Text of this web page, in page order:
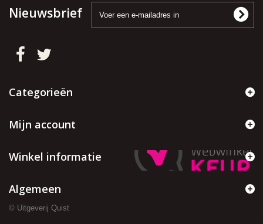
Nieuwsbrief
Categorieën
Mijn account
Winkel informatie
Algemeen
© Uitgeverij Quist